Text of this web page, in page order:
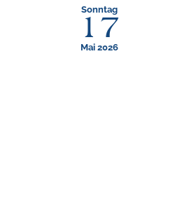
Sonntag
17
Mai 2026